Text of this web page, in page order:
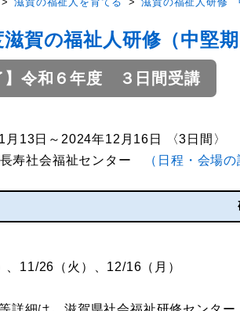
賀の福祉人研修（中堅期
】令和６年度 ３日間受講
月13日～2024年12月16日 〈3日間〉
長寿社会福祉センター （日程・会場の
、11/26（火）、12/16（月）